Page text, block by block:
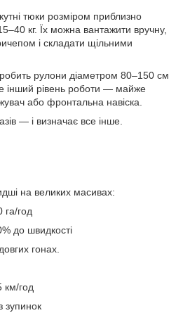
тюки розміром приблизно
кг. Їх можна вантажити вручну,
і складати щільними
рулони діаметром 80–150 см
інший рівень роботи — майже
або фронтальна навіска.
— і визначає все інше.
на великих масивах:
га/год
до швидкості
гонах.
км/год
зупинок